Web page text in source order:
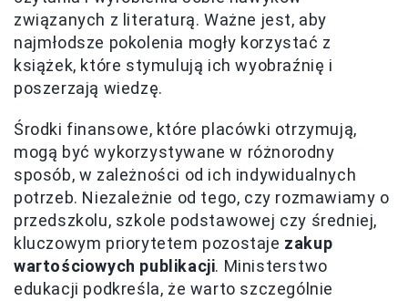
związanych z literaturą. Ważne jest, aby
najmłodsze pokolenia mogły korzystać z
książek, które stymulują ich wyobraźnię i
poszerzają wiedzę.
Środki finansowe, które placówki otrzymują,
mogą być wykorzystywane w różnorodny
sposób, w zależności od ich indywidualnych
potrzeb. Niezależnie od tego, czy rozmawiamy o
przedszkolu, szkole podstawowej czy średniej,
kluczowym priorytetem pozostaje zakup
wartościowych publikacji. Ministerstwo
edukacji podkreśla, że warto szczególnie